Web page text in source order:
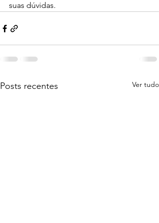
suas dúvidas.
Posts recentes Ver tudo